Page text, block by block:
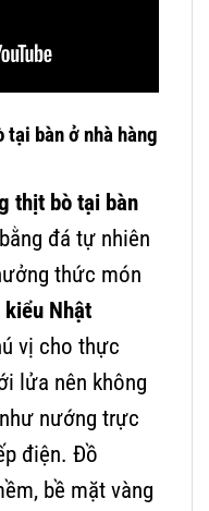
bàn ở nhà hàng
thịt bò tại bàn
đá tự nhiên
thức món
Nhật
vị cho thực
lửa nên không
nướng trực
điện. Đồ
bề mặt vàng